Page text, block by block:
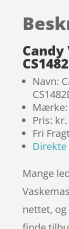
Navn:
Mærke:
Pris:
Fri
Mange
nettet,